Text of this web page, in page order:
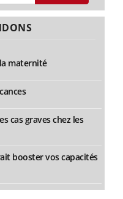
maternité
cas graves chez les
booster vos capacités